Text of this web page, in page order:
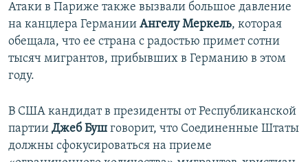
Атаки в Париже также вызвали большое давление
на канцлера Германии Ангелу Меркель, которая
обещала, что ее страна с радостью примет сотни
тысяч мигрантов, прибывших в Германию в этом
году.
В США кандидат в президенты от Республиканской
партии Джеб Буш говорит, что Соединенные Штаты
должны сфокусироваться на приеме